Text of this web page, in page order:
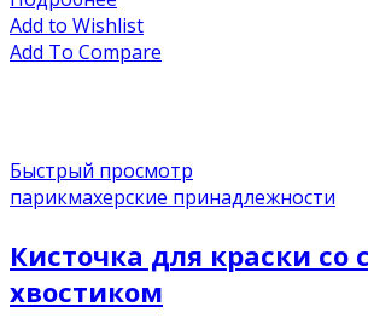
Add to Wishlist
Add To Compare
Быстрый просмотр
парикмахерские принадлежности
Кисточка для краски со
хвостиком